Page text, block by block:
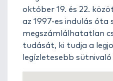
október 19. és 22.
az 1997-es indulás óta
megszámlálhatatlan
tudását, ki tudja a
legízletesebb